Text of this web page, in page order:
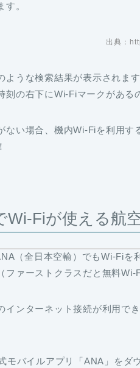
す。
出典：
ような検索結果が表示されま
刻の右下にWi-Fiマークがあ
ない場合、機内Wi-Fiを利用
Wi-Fiが使える航
（全日本空輸）でもWi-Fiを
ファーストクラスだと無料
インターネット接続が利用で
モバイルアプリ「ANA」をダ